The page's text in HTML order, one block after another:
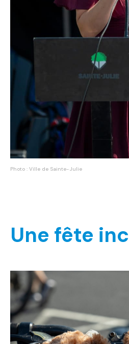
Photo : Ville de Sainte-Julie
Une fête